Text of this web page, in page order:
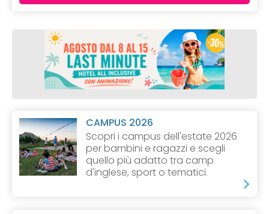
CAMPUS 2026
Scopri i campus dell'estate 2026
per bambini e ragazzi e scegli
quello più adatto tra camp
d'inglese, sport o tematici.